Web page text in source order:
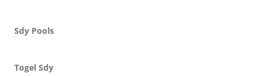
Sdy Pools
Togel Sdy